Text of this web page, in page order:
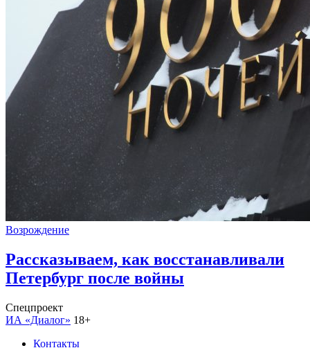
Возрождение
Рассказываем, как восстанавливали
Петербург после войны
Спецпроект
ИА «Диалог» 18+
Контакты